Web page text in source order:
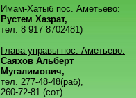
Имам-Хатыб пос. Аметьево:
Рустем Хазрат,
тел. 8 917 8702481)
Глава управы пос. Аметьево:
Саяхов Альберт
Мугалимович,
тел. 277-48-48(раб),
260-72-81 (сот)